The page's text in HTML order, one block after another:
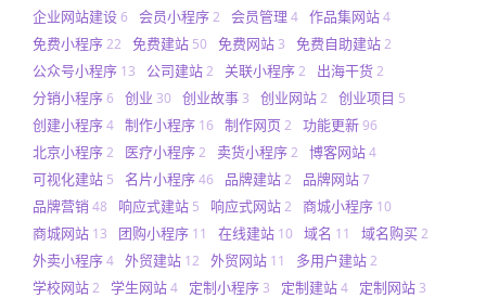
企业网站建设6 会员小程序2 会员管理 4 作品集网站4
免费小程序22 免费建站 50 免费网站 3 免费自助建站2
公众号小程序 13 公司建站2 关联小程序2 出海干货2
分销小程序6 创业 30 创业故事 3 创业网站2 创业项目 5
创建小程序4 制作小程序 16 制作网页 2 功能更新96
北京小程序2 医疗小程序2 卖货小程序2 博客网站4
可视化建站 5 名片小程序46 品牌建站2 品牌网站7
品牌营销 48 响应式建站 5 响应式网站2 商城小程序 10
商城网站 13 团购小程序 11 在线建站 10 域名 11 域名购买2
外卖小程序4 外贸建站 12 外贸网站 11 多用户建站2
学校网站2 学生网站4 定制小程序 3 定制建站4 定制网站 3